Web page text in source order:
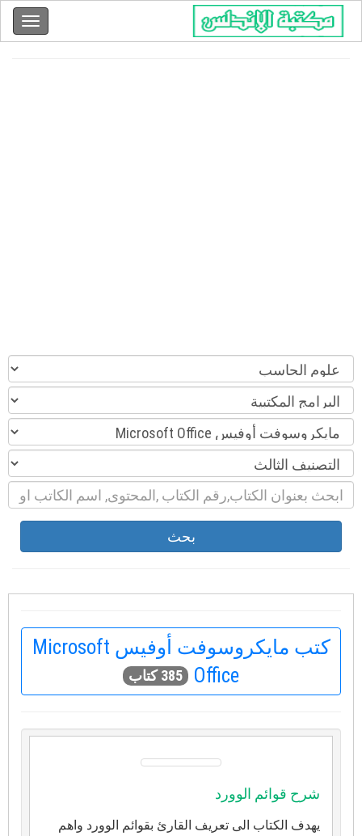
بحث
كتب مايكروسوفت أوفيس Microsoft
Office
385 كتاب
شرح قوائم الوورد
يهدف الكتاب الى تعريف القارئ بقوائم الوورد واهم